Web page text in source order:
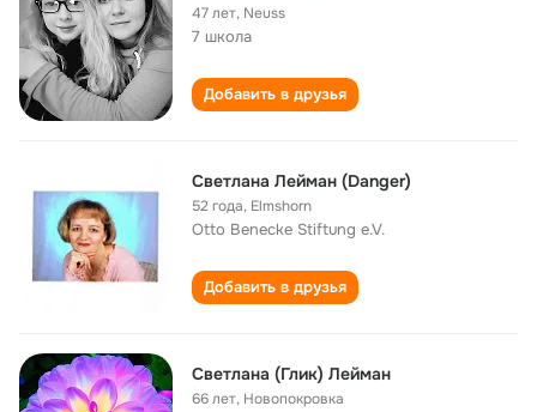
47 лет, Neuss
7 школа
Добавить в друзья
Светлана Лейман (Danger)
52 года, Elmshorn
Otto Benecke Stiftung e.V.
Добавить в друзья
Светлана (Глик) Лейман
66 лет, Новопокровка